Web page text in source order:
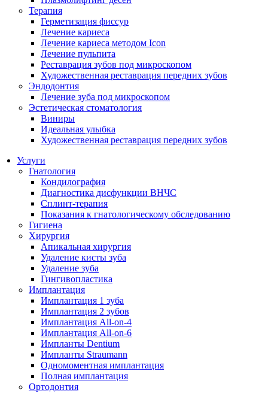
Терапия
Герметизация фиссур
Лечение кариеса
Лечение кариеса методом Icon
Лечение пульпита
Реставрация зубов под микроскопом
Художественная реставрация передних зубов
Эндодонтия
Лечение зуба под микроскопом
Эстетическая стоматология
Виниры
Идеальная улыбка
Художественная реставрация передних зубов
Услуги
Гнатология
Кондилография
Диагностика дисфункции ВНЧС
Сплинт-терапия
Показания к гнатологическому обследованию
Гигиена
Хирургия
Апикальная хирургия
Удаление кисты зуба
Удаление зуба
Гингивопластика
Имплантация
Имплантация 1 зуба
Имплантация 2 зубов
Имплантация All-on-4
Имплантация All-on-6
Импланты Dentium
Импланты Straumann
Одномоментная имплантация
Полная имплантация
Ортодонтия